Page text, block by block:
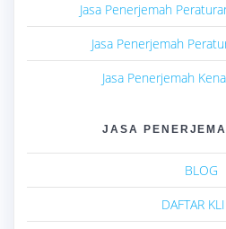
Jasa Penerjemah
Jasa Penerjemah
Jasa Penerjemah
JASA
BLOG
DAFTAR